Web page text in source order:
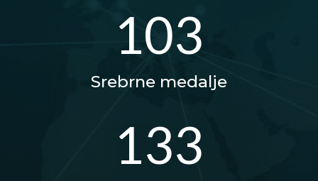
103
Srebrne medalje
133